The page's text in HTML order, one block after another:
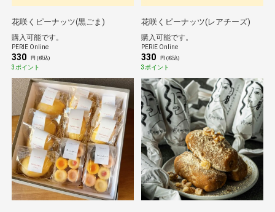
花咲くピーナッツ(黒ごま)
購入可能です。
PERIE Online
330 円 (税込)
3ポイント
花咲くピーナッツ(レアチーズ)
購入可能です。
PERIE Online
330 円 (税込)
3ポイント